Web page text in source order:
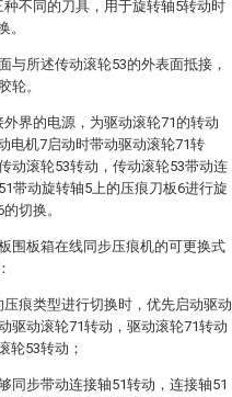
不同的刀具，用于旋转轴5转动时
。
与所述传动滚轮53的外表面抵接，
轮。
界的电源，为驱动滚轮71的转动
电机7启动时带动驱动滚轮71转
动滚轮53转动，传动滚轮53带动连
带动旋转轴5上的压痕刀板6进行旋
切换。
围板箱在线同步压痕机的可更换式
痕类型进行切换时，优先启动驱动
驱动滚轮71转动，驱动滚轮71转动
轮53转动；
同步带动连接轴51转动，连接轴51